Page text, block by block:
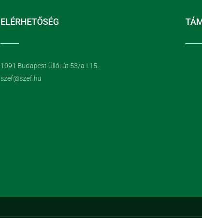
ELÉRHETŐSÉG
1091 Budapest Üllői út 53/a I.15.
szef@szef.hu